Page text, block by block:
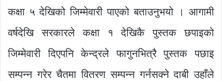
कक्षा ५ देखिको जिम्मेवारी पाएको बताउनुभयो । आगामी
वर्षदेखि सरकारले कक्षा १ देखिकै पुस्तक छपाइको
जिम्मेवारी दिएपनि केन्द्रले फागुनभित्रै पुस्तक पछाइ
सम्पन्न गरेर चैतमा वितरण सम्पन्न गर्नसक्ने दाबी उहाँले